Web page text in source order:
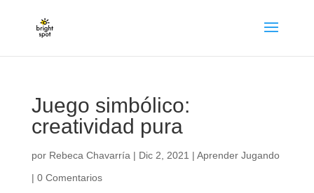
Juego simbólico:
creatividad pura
por Rebeca Chavarría | Dic 2, 2021 | Aprender Jugando
| 0 Comentarios